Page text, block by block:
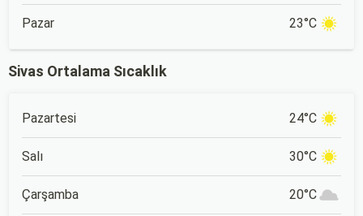
Pazar 23°C
Sivas Ortalama Sıcaklık
Pazartesi 24°C
Salı 30°C
Çarşamba 20°C